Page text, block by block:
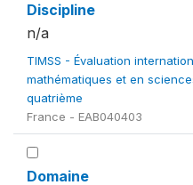
Discipline
n/a
TIMSS - Évaluation
mathématiques et en
quatrième
France - EAB040403
Domaine